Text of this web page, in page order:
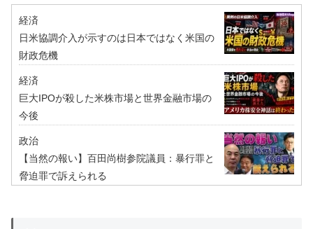
経済
日米協調介入が示すのは日本ではなく米国の
財政危機
経済
巨大IPOが殺した米株市場と世界金融市場の
今後
政治
【当然の報い】百田尚樹参院議員：暴行罪と
脅迫罪で訴えられる